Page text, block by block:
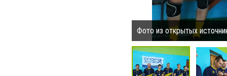
Фото из открытых